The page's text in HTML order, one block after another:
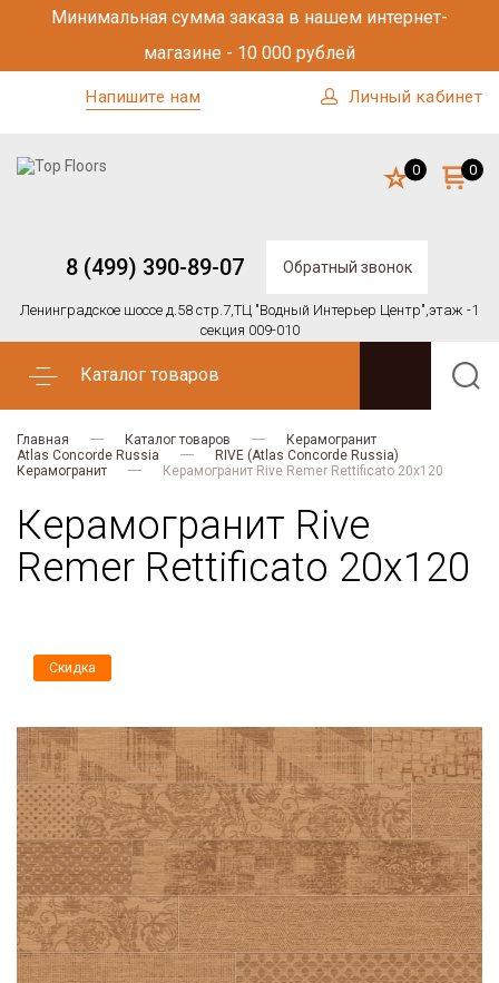
Минимальная сумма заказа в нашем интернет-
магазине - 10 000 рублей
Напишите нам Личный кабинет
8 (499) 390-89-07 Обратный звонок
Ленинградское шоссе д.58 стр.7,ТЦ "Водный Интерьер Центр",этаж -1
секция 009-010
0 0
Каталог товаров
Главная Каталог товаров
Керамогранит
Atlas Concorde Russia
RIVE (Atlas Concorde Russia)
Керамогранит
Керамогранит Rive Remer Rettificato 20x120
Керамогранит Rive
Remer Rettificato 20x120
Скидка